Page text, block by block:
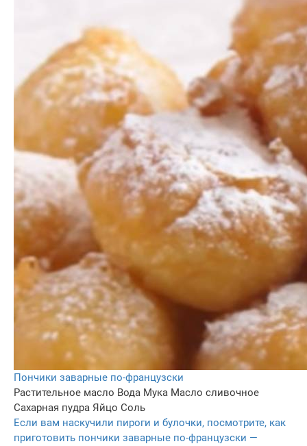
Пончики заварные по-французски
Растительное масло Вода Мука Масло сливочное
Сахарная пудра Яйцо Соль
Если вам наскучили пироги и булочки, посмотрите, как
приготовить пончики заварные по-французски —